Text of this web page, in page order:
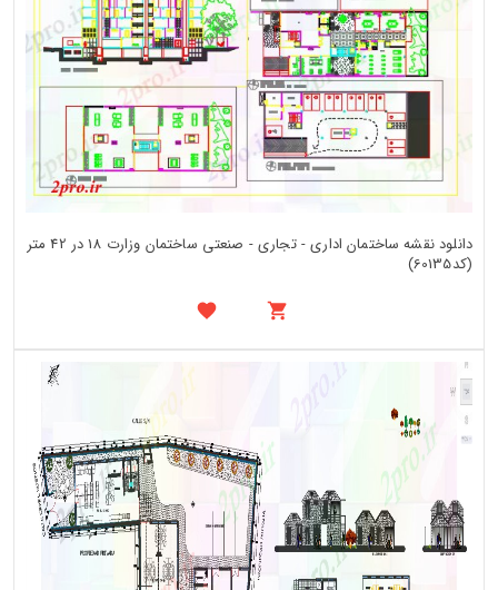
دانلود نقشه ساختمان اداری - تجاری - صنعتی ساختمان وزارت 18 در 42 متر
(کد60135)